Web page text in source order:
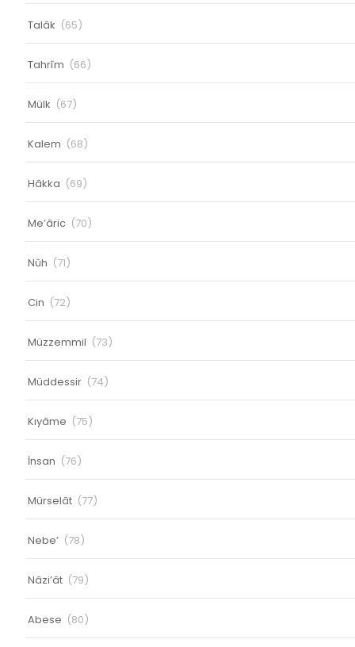
Talâk (65)
Tahrîm (66)
Mülk (67)
Kalem (68)
Hâkka (69)
Me’âric (70)
Nûh (71)
Cin (72)
Müzzemmil (73)
Müddessir (74)
Kıyâme (75)
İnsan (76)
Mürselât (77)
Nebe’ (78)
Nâzi’ât (79)
Abese (80)